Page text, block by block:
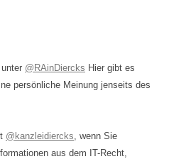
@RAinDiercks Hier gibt es
persönliche Meinung jenseits des
@kanzleidiercks, wenn Sie
aus dem IT-Recht,